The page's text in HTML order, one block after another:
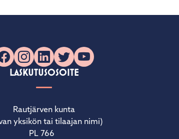
Instagram
LinkedIn
X YouTube
LASKUTUSOSOITE
Rautjärven kunta
yksikön tai tilaajan nimi)
PL 766